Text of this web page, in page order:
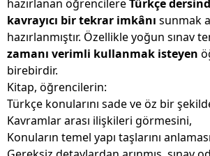
hazırlanan öğrencilereTürkçe
kavrayıcı bir tekrar imkânı sunmak
hazırlanmıştır. Özellikle yoğun sınav
zamanı verimli kullanmak isteyen
birebirdir.
Kitap, öğrencilerin:
Türkçe konularını sade ve öz bir
Kavramlar arası ilişkileri görmesini,
Konuların temel yapı taşlarını